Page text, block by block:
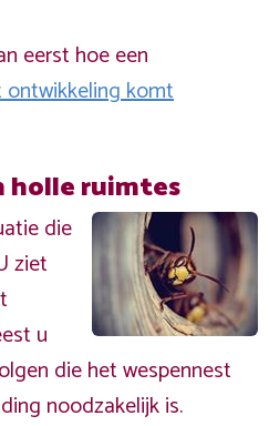
eerst hoe een
komt
holle ruimtes
die
ziet
u
die het wespennest
noodzakelijk is.